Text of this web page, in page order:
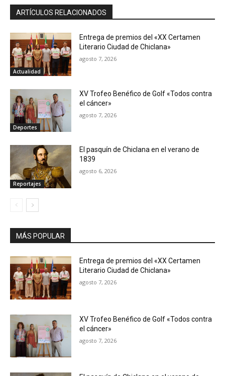
ARTÍCULOS RELACIONADOS
Actualidad
Entrega de premios del «XX Certamen
Literario Ciudad de Chiclana»
agosto 7, 2026
Deportes
XV Trofeo Benéfico de Golf «Todos contra
el cáncer»
agosto 7, 2026
Reportajes
El pasquín de Chiclana en el verano de
1839
agosto 6, 2026
MÁS POPULAR
Entrega de premios del «XX Certamen
Literario Ciudad de Chiclana»
agosto 7, 2026
XV Trofeo Benéfico de Golf «Todos contra
el cáncer»
agosto 7, 2026